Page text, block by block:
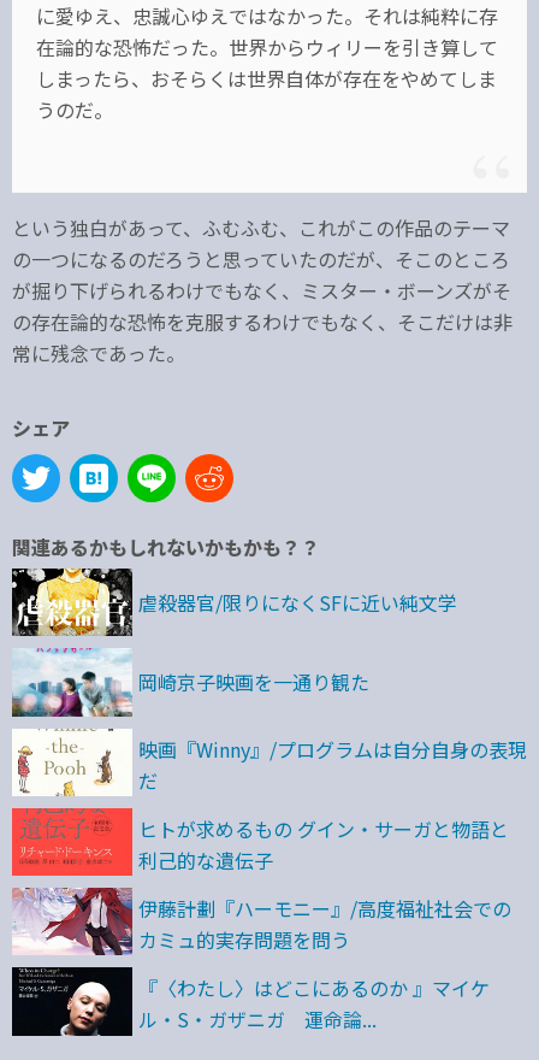
に愛ゆえ、忠誠心ゆえではなかった。それは純粋に存
在論的な恐怖だった。世界からウィリーを引き算して
しまったら、おそらくは世界自体が存在をやめてしま
うのだ。
という独白があって、ふむふむ、これがこの作品のテーマ
の一つになるのだろうと思っていたのだが、そこのところ
が掘り下げられるわけでもなく、ミスター・ボーンズがそ
の存在論的な恐怖を克服するわけでもなく、そこだけは非
常に残念であった。
シェア
関連あるかもしれないかもかも？？
虐殺器官/限りになくSFに近い純文学
岡崎京子映画を一通り観た
映画『Winny』/プログラムは自分自身の表現
だ
ヒトが求めるもの グイン・サーガと物語と
利己的な遺伝子
伊藤計劃『ハーモニー』/高度福祉社会での
カミュ的実存問題を問う
『〈わたし〉はどこにあるのか 』マイケ
ル・S・ガザニガ 運命論...